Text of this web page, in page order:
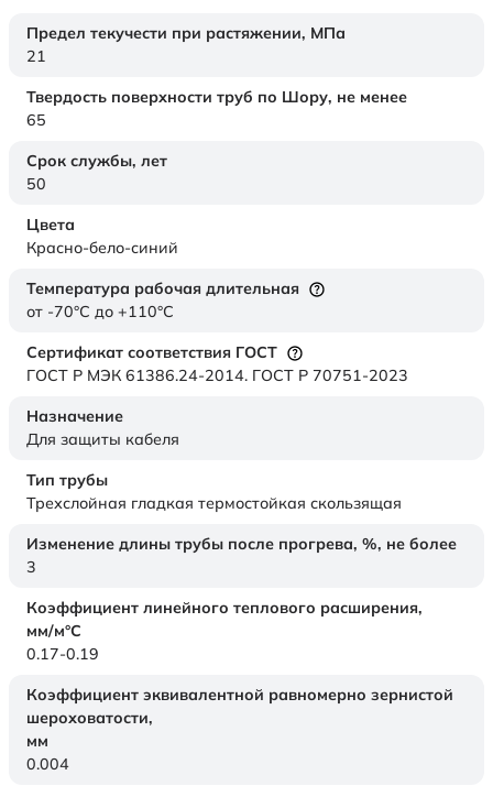
Предел текучести при растяжении, МПа
21
Твердость поверхности труб по Шору, не менее
65
Срок службы, лет
50
Цвета
Красно-бело-синий
Температура рабочая длительная
от -70°C до +110°C
Сертификат соответствия ГОСТ
ГОСТ Р МЭК 61386.24-2014. ГОСТ Р 70751-2023
Назначение
Для защиты кабеля
Тип трубы
Трехслойная гладкая термостойкая скользящая
Изменение длины трубы после прогрева, %, не более
3
Коэффициент линейного теплового расширения,
мм/м°С
0.17-0.19
Коэффициент эквивалентной равномерно зернистой
шероховатости,
мм
0.004